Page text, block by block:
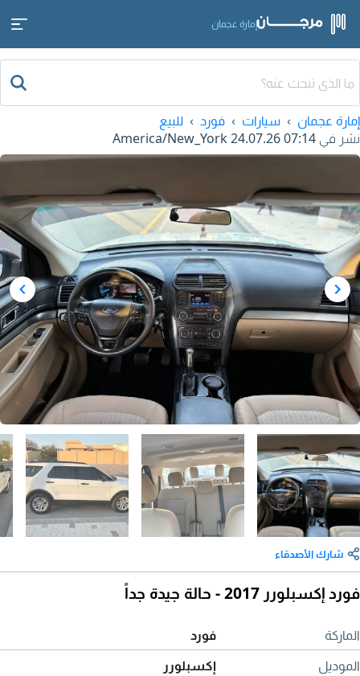
إمارة عجمان
إمارة عجمان سيارات فورد
للبيع
نشر في 24.07.26 07:14
شارك الأصدقاء
فورد إكسبلورر 2017 - حالة جيدة جداً
الماركة
فورد
الموديل
إكسبلورر